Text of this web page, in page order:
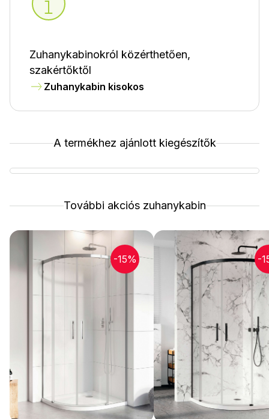
Zuhanykabinokról közérthetően,
szakértőktől
Zuhanykabin kisokos
A termékhez ajánlott kiegészítők
További akciós zuhanykabin
-15% -